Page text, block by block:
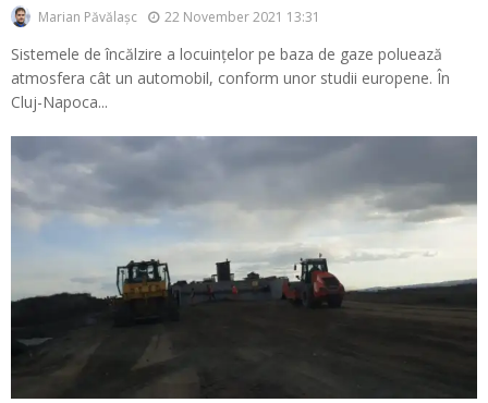
Marian Păvălașc 22 November 2021 13:31
Sistemele de încălzire a locuințelor pe baza de gaze poluează
atmosfera cât un automobil, conform unor studii europene. În
Cluj-Napoca...